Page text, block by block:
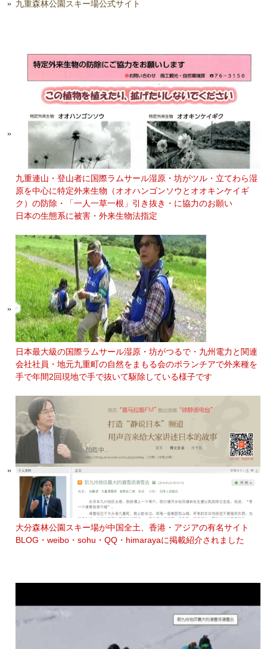
九重森林公園スキー場公式サイト
九重連山・登山者に国際ラムサール湿原・坊がツル・立てわら湿
原を中心に特定外来生物（オオハンゴンソウとオオキンケイギ
ク）の防除・「一人一草一根」引き抜き・に協力のお願い
日本の生態系に被害・外来生物法指定
日本最大級の国際ラムサール湿原・坊がつるで・九州電力と関連
会社社員・地元九重町の自然をまもる会のボランチアで外来種を
手で年間2回現地で手で抜いて駆除している様子です
大分森林公園スキー場が中国全土、香港・アジアの有名サイト
BLOG・weibo・sohu・QQ・himarayaに掲載紹介されました